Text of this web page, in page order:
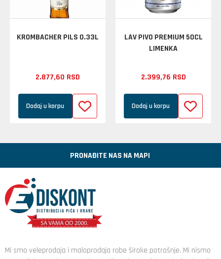
KROMBACHER PILS 0.33L
2.877,60 RSD
Dodaj u korpu
LAV PIVO PREMIUM 50CL
LIMENKA
2.399,76 RSD
Dodaj u korpu
PRONAĐITE NAS NA MAPI
Mi smo veleprodaja i maloprodaja robe široke potrošnje. Mi nismo